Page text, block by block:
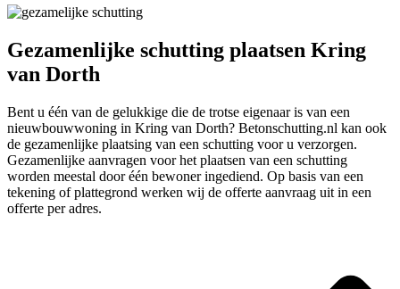
Gezamenlijke schutting plaatsen Kring
van Dorth
Bent u één van de gelukkige die de trotse eigenaar is van een
nieuwbouwwoning in Kring van Dorth? Betonschutting.nl kan ook
de gezamenlijke plaatsing van een schutting voor u verzorgen.
Gezamenlijke aanvragen voor het plaatsen van een schutting
worden meestal door één bewoner ingediend. Op basis van een
tekening of plattegrond werken wij de offerte aanvraag uit in een
offerte per adres.